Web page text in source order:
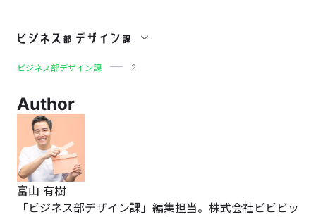
2
ビジネス部デザイン課 2
Author
富山 有樹
「ビジネス部デザイン課」編集担当。株式会社ビビビッ